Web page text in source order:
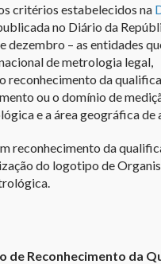
critérios estabelecidos na
no Diário da
dezembro – as entidades
de metrologia legal,
reconhecimento da
ou o domínio de
e a área geográfica de
reconhecimento da
do logotipo de
de Reconhecimento da